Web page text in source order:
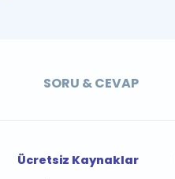
SORU & CEVAP
Ücretsiz Kaynaklar